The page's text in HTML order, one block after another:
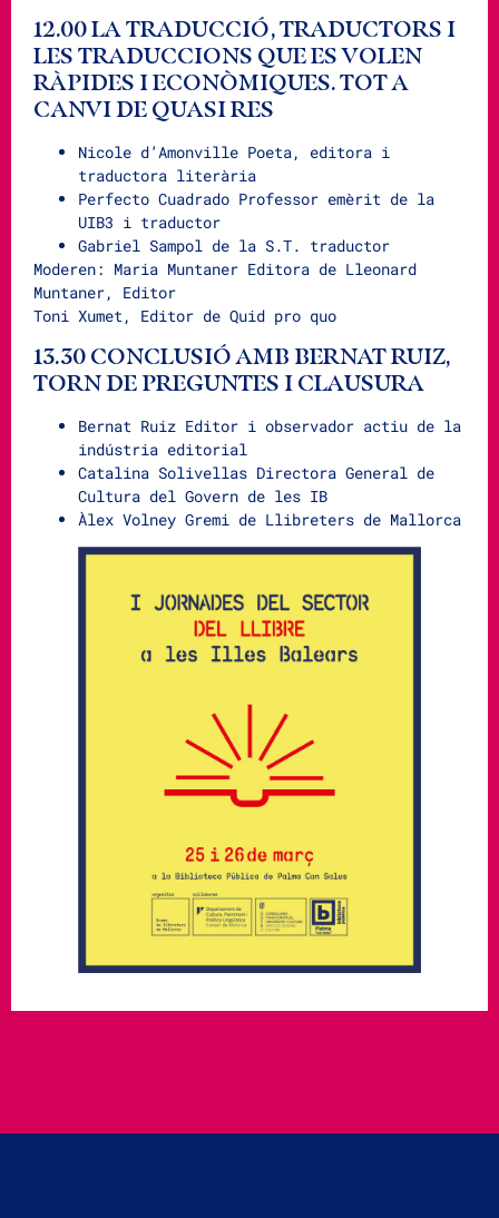
12.00 LA TRADUCCIÓ, TRADUCTORS I
LES TRADUCCIONS QUE ES VOLEN
RÀPIDES I ECONÒMIQUES. TOT A
CANVI DE QUASI RES
Nicole d’Amonville Poeta, editora i
traductora literària
Perfecto Cuadrado Professor emèrit de la
UIB3 i traductor
Gabriel Sampol de la S.T. traductor
Moderen: Maria Muntaner Editora de Lleonard
Muntaner, Editor
Toni Xumet, Editor de Quid pro quo
13.30 CONCLUSIÓ AMB BERNAT RUIZ,
TORN DE PREGUNTES I CLAUSURA
Bernat Ruiz Editor i observador actiu de la
indústria editorial
Catalina Solivellas Directora General de
Cultura del Govern de les IB
Àlex Volney Gremi de Llibreters de Mallorca